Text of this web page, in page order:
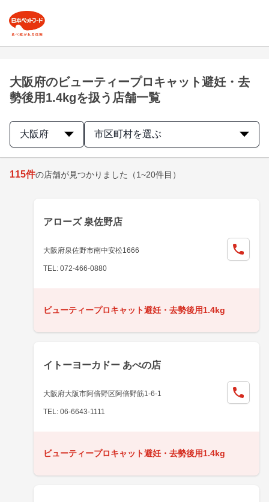
大阪府のビューティープロキャット避妊・去
勢後用1.4kgを扱う店舗一覧
大阪府 市区町村を選ぶ
115件の店舗が見つかりました （1~20件目）
アローズ 泉佐野店
大阪府泉佐野市南中安松1666
TEL: 072-466-0880
ビューティープロキャット避妊・去勢後用1.4kg
イトーヨーカドー あべの店
大阪府大阪市阿倍野区阿倍野筋1-6-1
TEL: 06-6643-1111
ビューティープロキャット避妊・去勢後用1.4kg